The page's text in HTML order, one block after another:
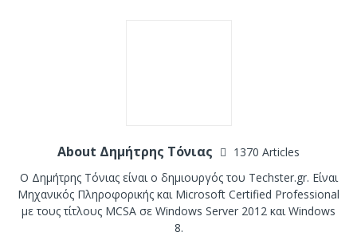
About Δημήτρης Τόνιας
1370 Articles
Ο Δημήτρης Τόνιας είναι ο δημιουργός του Techster.gr. Είναι
Μηχανικός Πληροφορικής και Microsoft Certified Professional
με τους τίτλους MCSA σε Windows Server 2012 και Windows
8.